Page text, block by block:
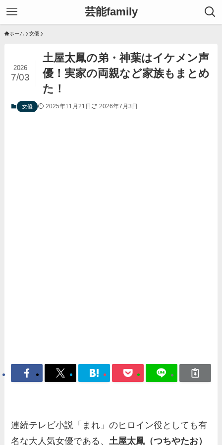
芸能family
ホーム 女優
土屋太鳳の弟・神葉はイケメン声
優！実家の両親など家族もまとめ
た！
2026
7/03
女優 2025年11月21日 2026年7月3日
連続テレビ小説「まれ」のヒロイン役としても有
名な大人気女優である、土屋太鳳（つちやたお）